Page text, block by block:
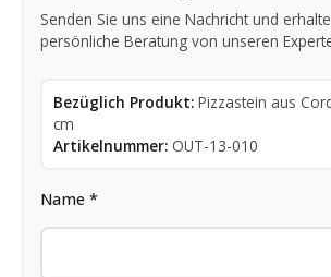
Senden Sie uns eine Nachricht und
persönliche Beratung von unseren
Bezüglich Produkt: Pizzastein aus
cm
Artikelnummer: OUT-13-010
Name *